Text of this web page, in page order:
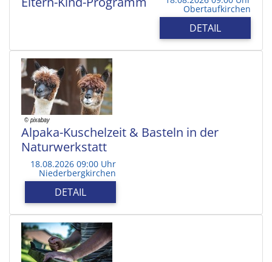
Obertaufkirchen
DETAIL
Alpaka-Kuschelzeit & Basteln in der
Naturwerkstatt
18.08.2026 09:00 Uhr
Niederbergkirchen
DETAIL